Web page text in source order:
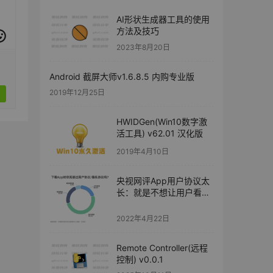
AI形状生成器工具的使用
方法及技巧
2023年8月20日
Android 截屏大师v1.6.8.5 内购专业版
2019年12月25日
HWIDGen(Win10数字激
活工具) v62.01 汉化版
2019年4月10日
央视网评App用户协议太
长：就是不想让用户看明
2022年4月22日
Remote Controller(远程
控制) v0.0.1